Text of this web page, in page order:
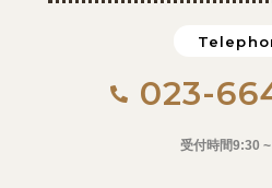
023-
受付時間9:30